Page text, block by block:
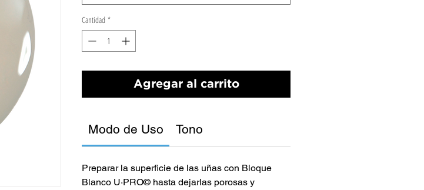
Cantidad *
Agregar al carrito
Modo de Uso Tono
Preparar la superficie de las uñas con Bloque
Blanco U·PRO© hasta dejarlas porosas y